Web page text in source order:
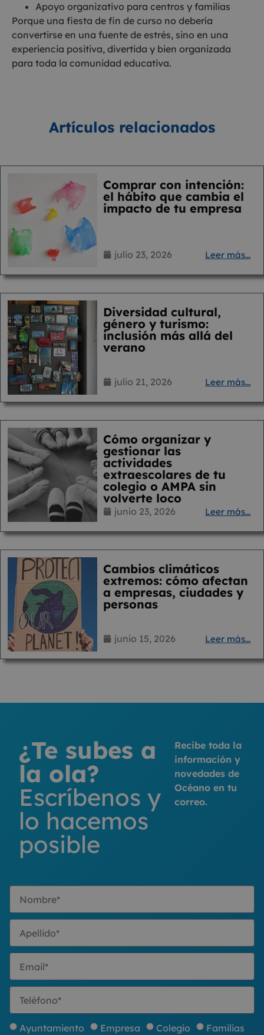
Apoyo organizativo para centros y familias
Porque una fiesta de fin de curso no debería
convertirse en una fuente de estrés, sino en una
experiencia positiva, divertida y bien organizada
para toda la comunidad educativa.
Artículos relacionados
Comprar con intención:
el hábito que cambia el
impacto de tu empresa
julio 23, 2026 Leer más...
Diversidad cultural,
género y turismo:
inclusión más allá del
verano
julio 21, 2026 Leer más...
Cómo organizar y
gestionar las
actividades
extraescolares de tu
colegio o AMPA sin
volverte loco
junio 23, 2026 Leer más...
Cambios climáticos
extremos: cómo afectan
a empresas, ciudades y
personas
junio 15, 2026 Leer más...
¿Te subes a
la ola?
Escríbenos y
lo hacemos
posible
Recibe toda la
información y
novedades de
Océano en tu
correo.
Ayuntamiento Empresa Colegio
Familias